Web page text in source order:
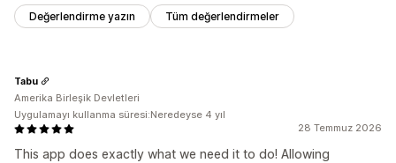
Değerlendirme yazın Tüm değerlendirmeler
28 Temmuz 2026
This app does exactly what we need it to do! Allowing
Tabu
Amerika Birleşik Devletleri
Uygulamayı kullanma süresi:Neredeyse 4 yıl